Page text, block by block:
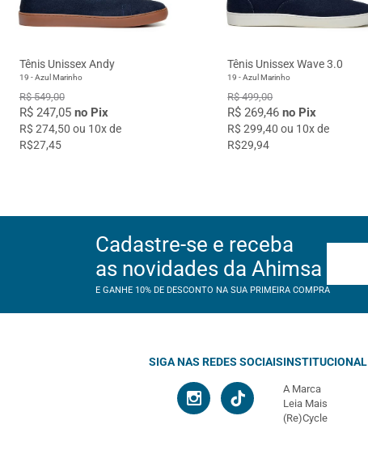
Tênis Unissex Andy
19 - Azul Marinho
R$ 549,00
R$ 247,05 no Pix
R$ 274,50 ou 10x de
R$27,45
Tênis Unissex Wave 3.0
19 - Azul Marinho
R$ 499,00
R$ 269,46no Pix
R$ 299,40 ou 10x de
R$29,94
Cadastre-se e receba
as novidades da Ahimsa
E GANHE 10% DE DESCONTO NA SUA PRIMEIRA COMPRA
SIGA NAS REDES SOCIAISINSTITUCIONAL
A Marca
Leia Mais
(Re)Cycle